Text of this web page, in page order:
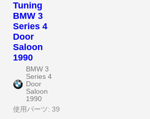
Tuning
BMW 3
Series 4
Door
Saloon
1990
BMW 3
Series 4
Door
Saloon
1990
使用パーツ: 39